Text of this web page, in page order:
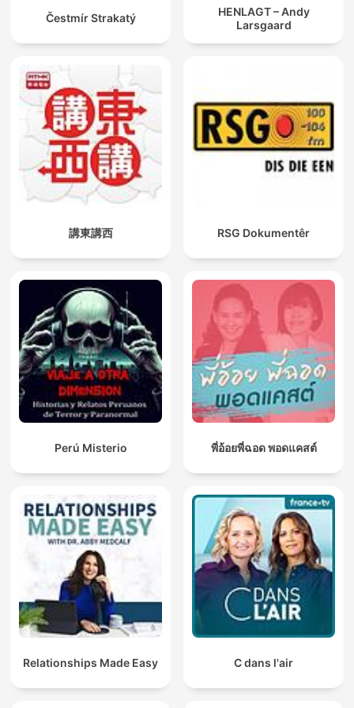
Čestmír Strakatý
HENLAGT – Andy
Larsgaard
講東講西 RSG Dokumentêr
Perú Misterio พี่อ้อยพี่ฉอด พอดแคสต์
Relationships Made Easy C dans l'air